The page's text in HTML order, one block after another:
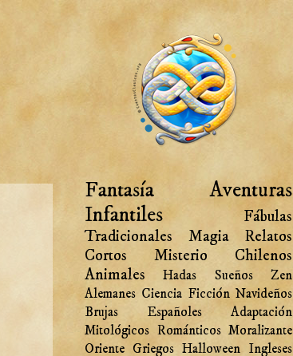
Fantasía
Aventuras
Infantiles
Fábulas
Tradicionales
Magia
Relatos
Cortos
Misterio
Chilenos
Animales
Hadas Sueños
Zen
Alemanes Ciencia Ficción Navideños
Brujas
Españoles
Adaptación
Mitológicos Románticos Moralizante
Oriente Griegos Halloween Ingleses